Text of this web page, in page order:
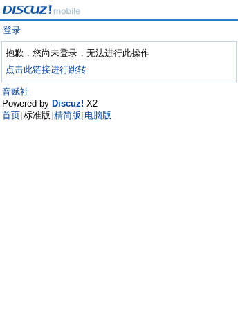
登录
抱歉，您尚未登录，无法进行此操作
点击此链接进行跳转
音赋社
Powered by Discuz! X2
首页 标准版 精简版 电脑版